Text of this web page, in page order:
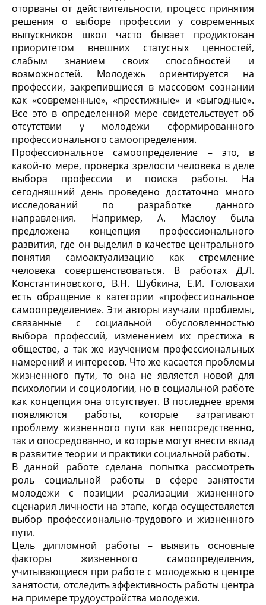
оторваны от действительности, процесс принятия
решения о выборе профессии у современных
выпускников школ часто бывает продиктован
приоритетом внешних статусных ценностей,
слабым знанием своих способностей и
возможностей. Молодежь ориентируется на
профессии, закрепившиеся в массовом сознании
как «современные», «престижные» и «выгодные».
Все это в определенной мере свидетельствует об
отсутствии у молодежи сформированного
профессионального самоопределения.
Профессиональное самоопределение – это, в
какой-то мере, проверка зрелости человека в деле
выбора профессии и поиска работы. На
сегодняшний день проведено достаточно много
исследований по разработке данного
направления. Например, А. Маслоу была
предложена концепция профессионального
развития, где он выделил в качестве центрального
понятия самоактуализацию как стремление
человека совершенствоваться. В работах Д.Л.
Константиновского, В.Н. Шубкина, Е.И. Головахи
есть обращение к категории «профессиональное
самоопределение». Эти авторы изучали проблемы,
связанные с социальной обусловленностью
выбора профессий, изменением их престижа в
обществе, а так же изучением профессиональных
намерений и интересов. Что же касается проблемы
жизненного пути, то она не является новой для
психологии и социологии, но в социальной работе
как концепция она отсутствует. В последнее время
появляются работы, которые затрагивают
проблему жизненного пути как непосредственно,
так и опосредованно, и которые могут внести вклад
в развитие теории и практики социальной работы.
В данной работе сделана попытка рассмотреть
роль социальной работы в сфере занятости
молодежи с позиции реализации жизненного
сценария личности на этапе, когда осуществляется
выбор профессионально-трудового и жизненного
пути.
Цель дипломной работы – выявить основные
факторы жизненного самоопределения,
учитывающиеся при работе с молодежью в центре
занятости, отследить эффективность работы центра
на примере трудоустройства молодежи.